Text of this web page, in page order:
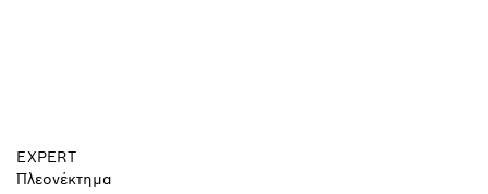
EXPERT
Πλεονέκτημα